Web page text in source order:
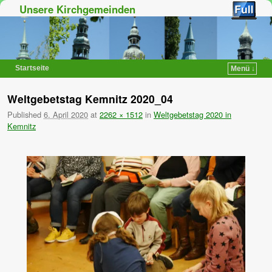
Unsere Kirchgemeinden
Startseite
Menü ↓
Weltgebetstag Kemnitz 2020_04
Published 6. April 2020 at 2262 × 1512 in Weltgebetstag 2020 in
Kemnitz